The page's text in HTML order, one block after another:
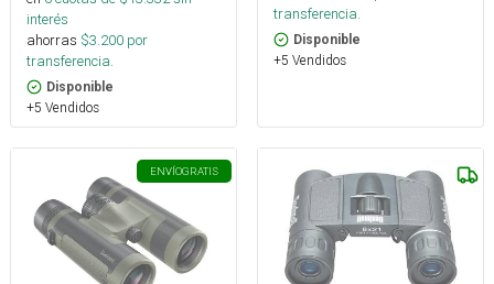
interés
ahorras $3.200 por
transferencia.
Disponible
+5 Vendidos
transferencia.
Disponible
+5 Vendidos
ENVÍOGRATIS